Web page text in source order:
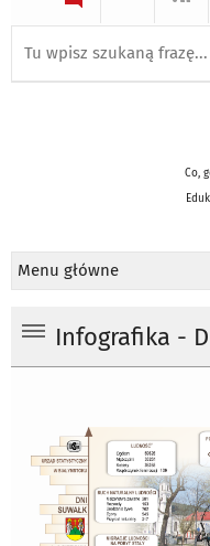
Co,
Menu główne
Infografika -